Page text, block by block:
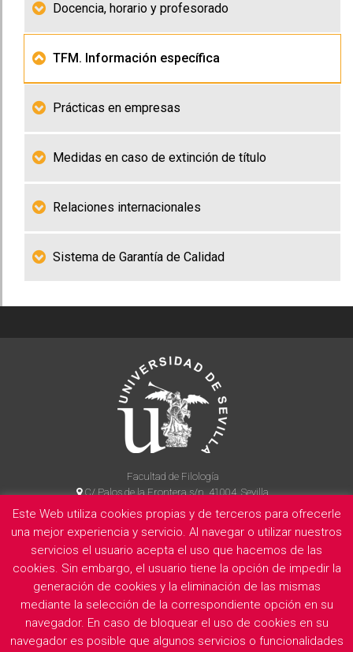
Docencia, horario y profesorado
TFM. Información específica
Prácticas en empresas
Medidas en caso de extinción de título
Relaciones internacionales
Sistema de Garantía de Calidad
Facultad de Filología
C/ Palos de la Frontera s/n, 41004, Sevilla
954 55 14 90
La Facultad Información legal Politica de privacidad Cookies
E
Este Web utiliza cookies propias y de terceros para ofrecerle
una mejor experiencia y servicio. Al navegar o utilizar nuestros
servicios el usuario acepta el uso que hacemos de las
cookies. Sin embargo, el usuario tiene la opción de impedir la
generación de cookies y la eliminación de las mismas
mediante la selección de la correspondiente opción en su
navegador. En caso de bloquear el uso de cookies en su
navegador es posible que algunos servicios o funcionalidades